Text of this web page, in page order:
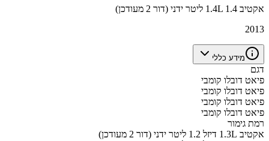
אקטיב 1.4L 1.4 ליטר ידני (דור 2 מעודכן)
2013
מידע כללי
דגם
פיאט דובלו קומבי
פיאט דובלו קומבי
פיאט דובלו קומבי
פיאט דובלו קומבי
רמת גימור
אקטיב 1.3L דיזל 1.2 ליטר ידני (דור 2 מעודכן)